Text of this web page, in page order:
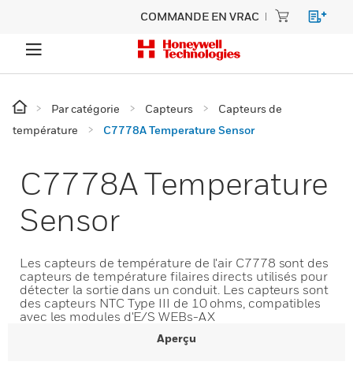
COMMANDE EN VRAC
Par catégorie Capteurs
Capteurs de
température
C7778A Temperature Sensor
C7778A Temperature
Sensor
Les capteurs de température de l'air C7778 sont des
capteurs de température filaires directs utilisés pour
détecter la sortie dans un conduit. Les capteurs sont
des capteurs NTC Type III de 10 ohms, compatibles
avec les modules d'E/S WEBs-AX
Aperçu